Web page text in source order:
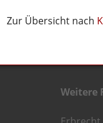
Zur Übersicht nach
Weitere